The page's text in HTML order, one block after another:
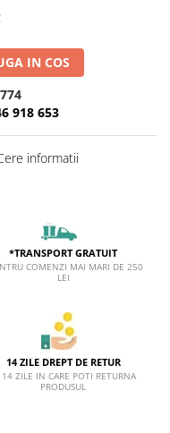
IN COS
918 653
informatii
*TRANSPORT GRATUIT
COMENZI MAI MARI DE 250
LEI
14 ZILE DREPT DE RETUR
ZILE IN CARE POTI RETURNA
PRODUSUL